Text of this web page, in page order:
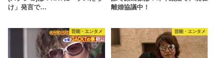
け」発言で…
離婚協議中！
芸能・エンタメ 芸能・エンタメ